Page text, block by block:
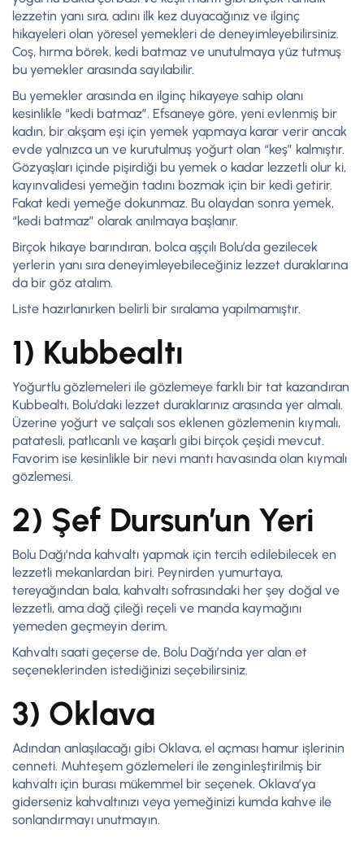
lezzetin yanı sıra, adını ilk kez duyacağınız ve ilginç
hikayeleri olan yöresel yemekleri de deneyimleyebilirsiniz.
Coş, hırma börek, kedi batmaz ve unutulmaya yüz tutmuş
bu yemekler arasında sayılabilir.
Bu yemekler arasında en ilginç hikayeye sahip olanı
kesinlikle “kedi batmaz”. Efsaneye göre, yeni evlenmiş bir
kadın, bir akşam eşi için yemek yapmaya karar verir ancak
evde yalnızca un ve kurutulmuş yoğurt olan “keş” kalmıştır.
Gözyaşları içinde pişirdiği bu yemek o kadar lezzetli olur ki,
kayınvalidesi yemeğin tadını bozmak için bir kedi getirir.
Fakat kedi yemeğe dokunmaz. Bu olaydan sonra yemek,
“kedi batmaz” olarak anılmaya başlanır.
Birçok hikaye barındıran, bolca aşçılı Bolu’da gezilecek
yerlerin yanı sıra deneyimleyebileceğiniz lezzet duraklarına
da bir göz atalım.
Liste hazırlanırken belirli bir sıralama yapılmamıştır.
1) Kubbealtı
Yoğurtlu gözlemeleri ile gözlemeye farklı bir tat kazandıran
Kubbealtı, Bolu’daki lezzet duraklarınız arasında yer almalı.
Üzerine yoğurt ve salçalı sos eklenen gözlemenin kıymalı,
patatesli, patlıcanlı ve kaşarlı gibi birçok çeşidi mevcut.
Favorim ise kesinlikle bir nevi mantı havasında olan kıymalı
gözlemesi.
2) Şef Dursun’un Yeri
Bolu Dağı’nda kahvaltı yapmak için tercih edilebilecek en
lezzetli mekanlardan biri. Peynirden yumurtaya,
tereyağından bala, kahvaltı sofrasındaki her şey doğal ve
lezzetli, ama dağ çileği reçeli ve manda kaymağını
yemeden geçmeyin derim.
Kahvaltı saati geçerse de, Bolu Dağı’nda yer alan et
seçeneklerinden istediğinizi seçebilirsiniz.
3) Oklava
Adından anlaşılacağı gibi Oklava, el açması hamur işlerinin
cenneti. Muhteşem gözlemeleri ile zenginleştirilmiş bir
kahvaltı için burası mükemmel bir seçenek. Oklava’ya
giderseniz kahvaltınızı veya yemeğinizi kumda kahve ile
sonlandırmayı unutmayın.